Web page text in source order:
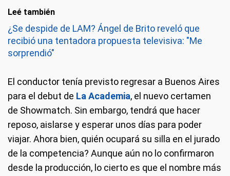
Leé también
¿Se despide de LAM? Ángel de Brito reveló que
recibió una tentadora propuesta televisiva: "Me
sorprendió"
El conductor tenía previsto regresar a Buenos Aires
para el debut de La Academia, el nuevo certamen
de Showmatch. Sin embargo, tendrá que hacer
reposo, aislarse y esperar unos días para poder
viajar. Ahora bien, quién ocupará su silla en el jurado
de la competencia? Aunque aún no lo confirmaron
desde la producción, lo cierto es que el nombre más